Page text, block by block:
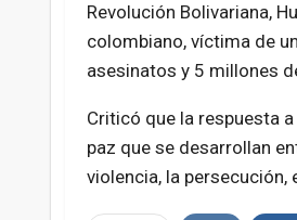
Revolución Bolivariana,
colombiano, víctima de
asesinatos y 5 millones
Criticó que la respuesta
paz que se desarrollan
violencia, la